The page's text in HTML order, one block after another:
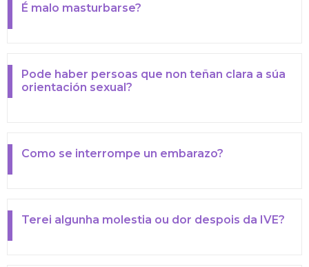
É malo masturbarse?
Pode haber persoas que non teñan clara a súa
orientación sexual?
Como se interrompe un embarazo?
Terei algunha molestia ou dor despois da IVE?